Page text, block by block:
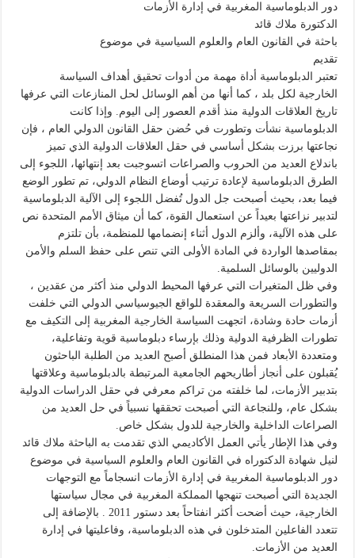
دور الدبلوماسية المغربية في إدارة الأزمات
الدكتورة ملاك قائد
باحثة في القانون العام والعلوم السياسية في موضوع
تقديم
تعتبر الدبلوماسية أداة مهمة من أدوات تحقيق أهداف السياسة
الخارجية لكل بلد ، كما أنها من أهم الوسائل لحل المنازعات التي عرفها
تاريخ العلاقات الدولية منذ أقدم العصور إلى اليوم. وإذا كانت
الدبلوماسية نشأت وتطورت في حُضن حقل القانون الدولي العام ، فإن
نجاعتها برزت بشكل أساسي في حقل العلاقات الدولية الذي تميز
باندلاع العديد من الحروب والصراعات اتسوجبت بعد إنتهائها، اللجوء إلى
الطرق الدبلوماسية لإعادة ترتيب أوضاع النظام الدولي، تم تطور الوضع
فيما بعد، بحيث أصبحت جل الدول تُفضل اللجوء إلى الآلية الدبلوماسية
لتدبير نزاعتها بعيداً عن استعمال القوة، كما أن ميثاق الأمم المتحدة نص
على هذه الآلية، وألزم الدول أثناء إنضمامها للمنظمة، بأن تلتزم
بمقاصدها الواردة في المادة الأولى التي تنص على حفظ السلم والأمن
الدوليين بالوسائل السلمية.
وفي ظل المتغيرات التي عرفها المحيط الدولي منذ أكثر من عقدين ،
والتطورات السريعة والمعقدة للواقع الجيوسياسي الدولي التي خلفت
أزمات حادة وشادة، اتجهت السياسة الخارجية المغربية إلى التكيف مع
تطورات الظرفية الدولية وذلك بإرساء دبلوماسية قوية وتفاعلية،
ومتعددة الأبعاد فمن هذا المنطلق أصبح العديد من الطلبة الباحثون
يُقبلون على أنجاز أطاريحهم الجامعية المرتبطة بالدبلوماسية وعلاقتها
بتدبير الأزمات، لما خلفته من تراكم معرفي في حقل الدراسات الدولية
بشكل عام، وللنجاعة التي أصبحت تحققها نسبياً في حل العديد من
الصراعات الداخلية والخارجية للدول بشكل خاص.
وفي هذا الإطار يأتي العمل الأكاديمي الذي تقدمت به الباحثة ملاك قائد
لنيل شهادة الدكتوراه في القانون العام والعلوم السياسية في موضوع
دور الدبلوماسية المغربية في إدارة الأزمات انسجاماً مع التوجهات
الجديدة التي أصبحت تنهجها المملكة المغربية في مجال سياستها
الخارجية، حيث أضحت أكثر انفتاحاً بعد دستور 2011 . بالإضافة إلى
تتعدد الفاعلين المتدخلون في هذه الدبلوماسية، وفاعليتها في إدارة
العديد من الأزمات.